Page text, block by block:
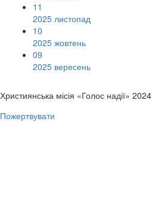
11
2025 листопад
10
2025 жовтень
09
2025 вересень
Християнська місія «Голос надії» 2024
Пожертвувати